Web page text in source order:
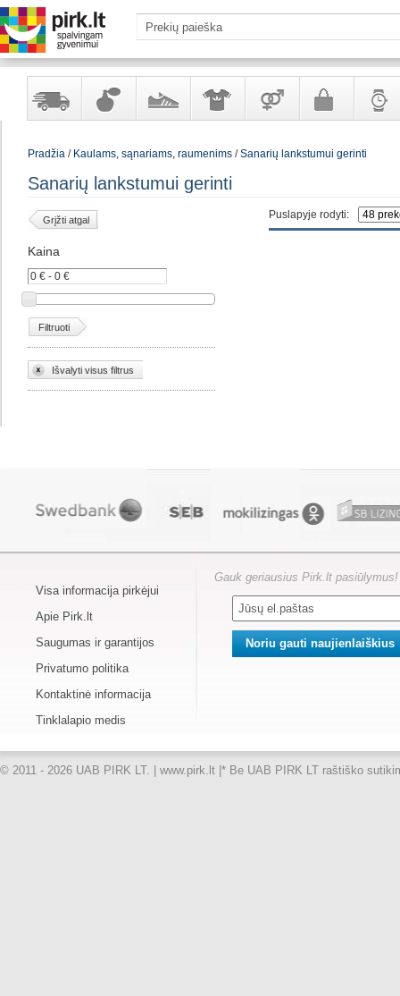
Yra
Kvepalai
kosmetika
AvalynėApranga
aksesuarai
Prekės
suaugusiems
Galanterija
Pradžia/ Kaulams, sąnariams, raumenims/Sanarių lankstumui gerinti
Sanarių lankstumui gerinti
Puslapyje rodyti:
Grįžti atgal
Kaina
Filtruoti
Išvalyti visus filtrus
Visa informacija pirkėjui
Apie Pirk.lt
Saugumas ir garantijos
Privatumo politika
Kontaktinė informacija
Tinklalapio medis
Gauk geriausius Pirk.lt pasiūlymus!
© 2011 - 2026 UAB PIRK LT. | www.pirk.lt |* Be UAB PIRK LT raštiško